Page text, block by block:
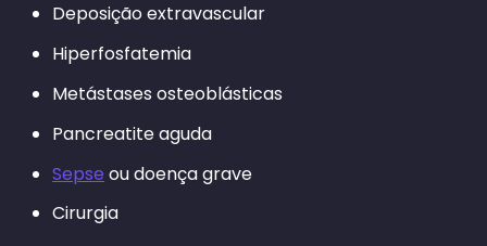
Deposição extravascular
Hiperfosfatemia
Metástases osteoblásticas
Pancreatite aguda
Sepseou doença grave
Cirurgia